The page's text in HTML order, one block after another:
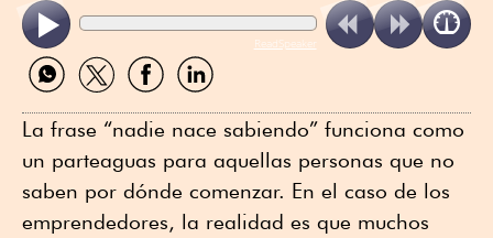
ReadSpeaker
Compartir
por
Compartir
por
Compartir
por
Compartir
por
La frase “nadie nace sabiendo” funciona como
un parteaguas para aquellas personas que no
saben por dónde comenzar. En el caso de los
emprendedores, la realidad es que muchos